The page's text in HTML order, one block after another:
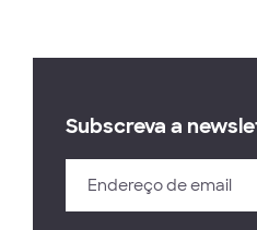
Subscreva a